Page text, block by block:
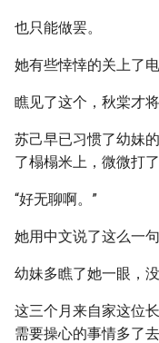
也只能做罢。
她有些悻悻的关上了电
瞧见了这个，秋棠才
苏己早已习惯了幼妹
了榻榻米上，微微打了
“好无聊啊。”
她用中文说了这么一句
幼妹多瞧了她一眼，没
这三个月来自家这位
需要操心的事情多了